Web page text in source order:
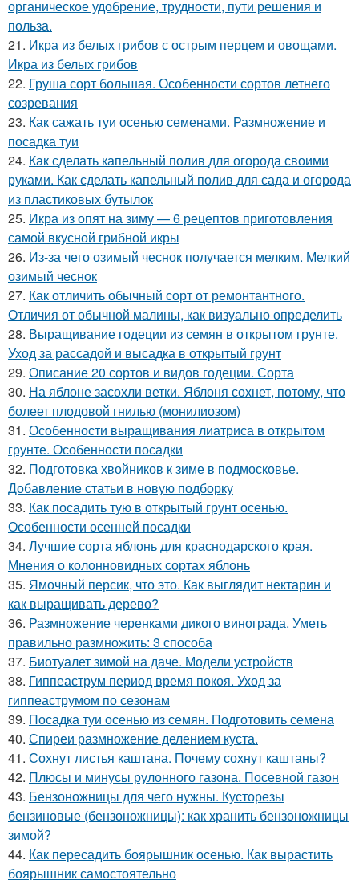
органическое удобрение, трудности, пути решения и
польза.
21. Икра из белых грибов с острым перцем и овощами.
Икра из белых грибов
22. Груша сорт большая. Особенности сортов летнего
созревания
23. Как сажать туи осенью семенами. Размножение и
посадка туи
24. Как сделать капельный полив для огорода своими
руками. Как сделать капельный полив для сада и огорода
из пластиковых бутылок
25. Икра из опят на зиму — 6 рецептов приготовления
самой вкусной грибной икры
26. Из-за чего озимый чеснок получается мелким. Мелкий
озимый чеснок
27. Как отличить обычный сорт от ремонтантного.
Отличия от обычной малины, как визуально определить
28. Выращивание годеции из семян в открытом грунте.
Уход за рассадой и высадка в открытый грунт
29. Описание 20 сортов и видов годеции. Сорта
30. На яблоне засохли ветки. Яблоня сохнет, потому, что
болеет плодовой гнилью (монилиозом)
31. Особенности выращивания лиатриса в открытом
грунте. Особенности посадки
32. Подготовка хвойников к зиме в подмосковье.
Добавление статьи в новую подборку
33. Как посадить тую в открытый грунт осенью.
Особенности осенней посадки
34. Лучшие сорта яблонь для краснодарского края.
Мнения о колонновидных сортах яблонь
35. Ямочный персик, что это. Как выглядит нектарин и
как выращивать дерево?
36. Размножение черенками дикого винограда. Уметь
правильно размножить: 3 способа
37. Биотуалет зимой на даче. Модели устройств
38. Гиппеаструм период время покоя. Уход за
гиппеаструмом по сезонам
39. Посадка туи осенью из семян. Подготовить семена
40. Спиреи размножение делением куста.
41. Сохнут листья каштана. Почему сохнут каштаны?
42. Плюсы и минусы рулонного газона. Посевной газон
43. Бензоножницы для чего нужны. Кусторезы
бензиновые (бензоножницы): как хранить бензоножницы
зимой?
44. Как пересадить боярышник осенью. Как вырастить
боярышник самостоятельно